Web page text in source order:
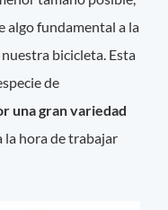
algo fundamental a la
bicicleta. Esta
de
una gran variedad
la hora de trabajar